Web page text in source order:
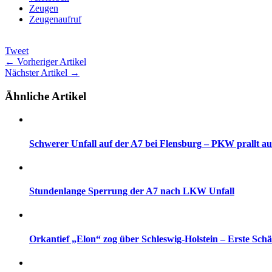
Zeugen
Zeugenaufruf
Tweet
← Vorheriger Artikel
Nächster Artikel →
Ähnliche Artikel
Schwerer Unfall auf der A7 bei Flensburg – PKW prallt
Stundenlange Sperrung der A7 nach LKW Unfall
Orkantief „Elon“ zog über Schleswig-Holstein – Erste